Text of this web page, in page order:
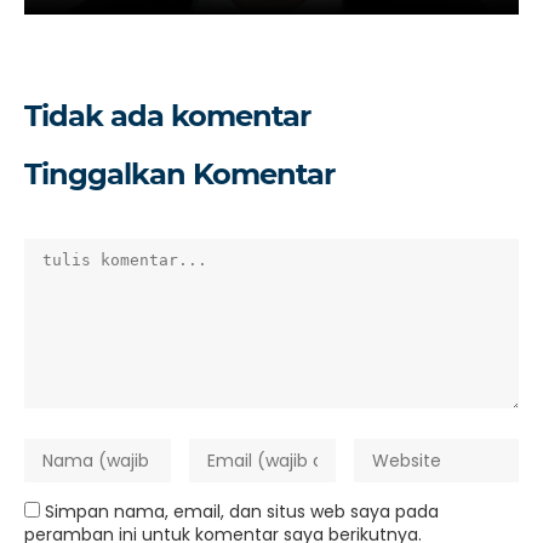
Tidak ada komentar
Tinggalkan Komentar
Simpan nama, email, dan situs web saya pada
peramban ini untuk komentar saya berikutnya.